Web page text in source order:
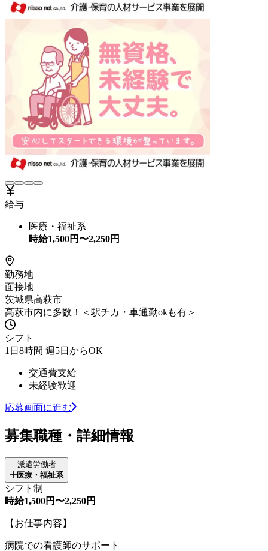
給与
医療・福祉系
時給1,500円〜2,250円
勤務地
面接地
茨城県高萩市
高萩市内に多数！＜駅チカ・車通勤okも有＞
シフト
1日8時間 週5日からOK
交通費支給
未経験歓迎
応募画面に進む
募集職種・詳細情報
派遣労働者
医療・福祉系
シフト制
時給1,500円〜2,250円
【お仕事内容】
病院での看護師のサポート